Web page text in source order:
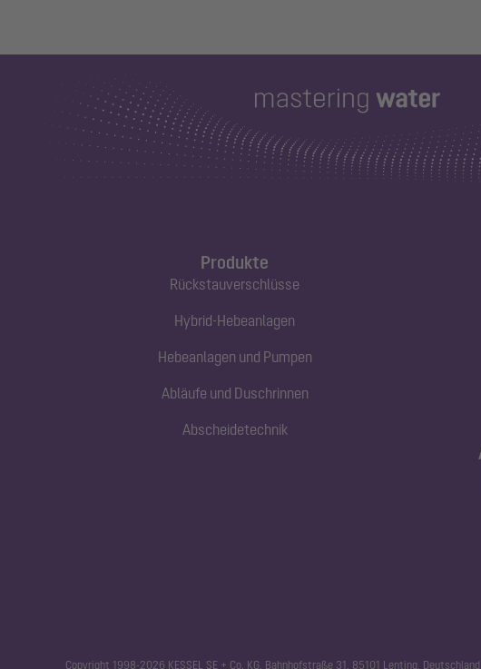
Produkte
Rückstauverschlüsse
Hybrid-Hebeanlagen
Hebeanlagen und Pumpen
Abläufe und Duschrinnen
Abscheidetechnik
Copyright 1998-2026 KESSEL SE + Co. KG, Bahnhofstraße 31, 85101 Lenting, Deutschland